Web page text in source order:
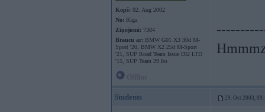
Kopš: 02. Aug 2002
No: Rīga
Ziņojumi: 7384
Braucu ar: BMW G01 X3 30d M-
Sport '20, BMW X2 25d M-Sport
'21, SUP Road Team Issue DI2 LTD
'15, SUP Team 29 Iss
Students 29. Oct 2003,